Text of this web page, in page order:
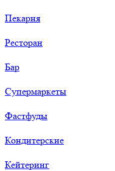
Пекарня
Ресторан
Бар
Супермаркеты
Фастфуды
Кондитерские
Кейтеринг